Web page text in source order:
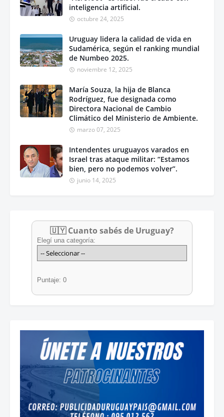
inteligencia artificial.
octubre 24, 2025
Uruguay lidera la calidad de vida en
Sudamérica, según el ranking mundial
de Numbeo 2025.
noviembre 12, 2025
María Souza, la hija de Blanca
Rodríguez, fue designada como
Directora Nacional de Cambio
Climático del Ministerio de Ambiente.
marzo 07, 2025
Intendentes uruguayos varados en
Israel tras ataque militar: “Estamos
bien, pero no podemos volver”.
junio 14, 2025
🇺🇾 Cuanto sabés de Uruguay?
Elegí una categoría:
Puntaje: 0